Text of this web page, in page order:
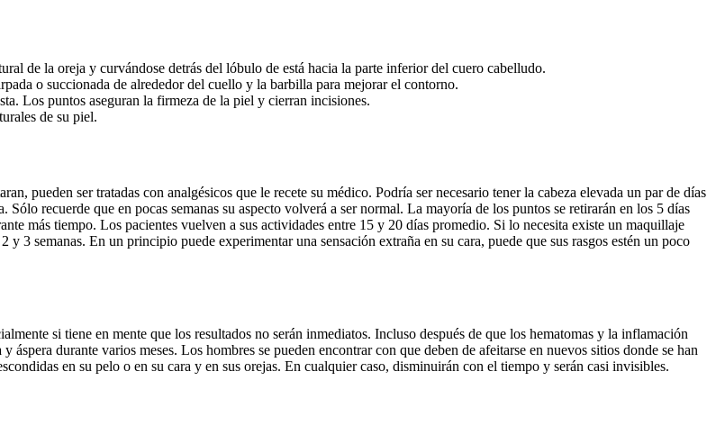
de la oreja y curvándose detrás del lóbulo de está hacia la parte inferior del cuero cabelludo.
o succionada de alrededor del cuello y la barbilla para mejorar el contorno.
Los puntos aseguran la firmeza de la piel y cierran incisiones.
de su piel.
pueden ser tratadas con analgésicos que le recete su médico. Podría ser necesario tener la cabeza elevada un par de días
recuerde que en pocas semanas su aspecto volverá a ser normal. La mayoría de los puntos se retirarán en los 5 días
más tiempo. Los pacientes vuelven a sus actividades entre 15 y 20 días promedio. Si lo necesita existe un maquillaje
3 semanas. En un principio puede experimentar una sensación extraña en su cara, puede que sus rasgos estén un poco
si tiene en mente que los resultados no serán inmediatos. Incluso después de que los hematomas y la inflamación
áspera durante varios meses. Los hombres se pueden encontrar con que deben de afeitarse en nuevos sitios donde se han
en su pelo o en su cara y en sus orejas. En cualquier caso, disminuirán con el tiempo y serán casi invisibles.